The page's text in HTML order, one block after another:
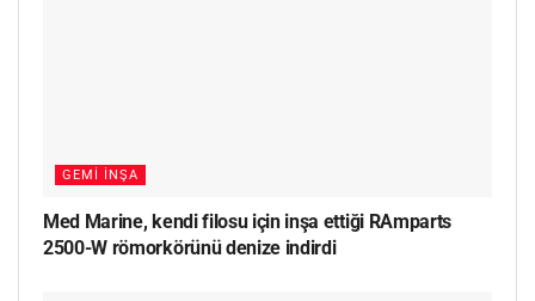
GEMI İNŞA
Med Marine, kendi filosu için inşa ettiği RAmparts
2500-W römorkörünü denize indirdi